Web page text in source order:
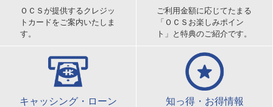
ＯＣＳが提供するクレジッ
トカードをご案内いたしま
す。
ご利用金額に応じてたまる
「ＯＣＳお楽しみポイン
ト」と特典のご紹介です。
キャッシング・ローン 知っ得・お得情報